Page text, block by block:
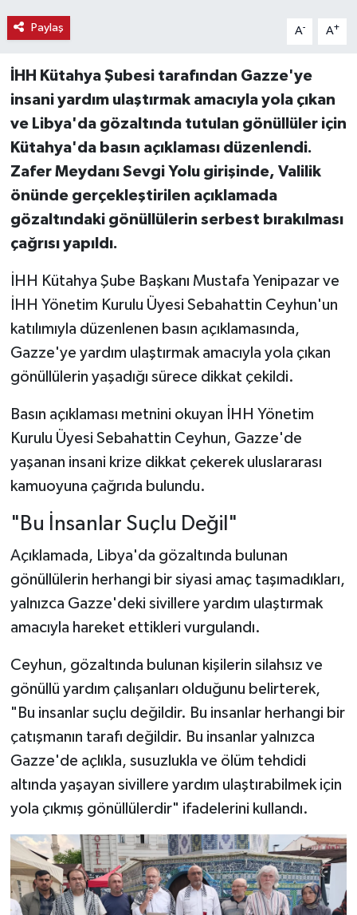
Paylaş A- A+
İHH Kütahya Şubesi tarafından Gazze'ye
insani yardım ulaştırmak amacıyla yola çıkan
ve Libya'da gözaltında tutulan gönüllüler için
Kütahya'da basın açıklaması düzenlendi.
Zafer Meydanı Sevgi Yolu girişinde, Valilik
önünde gerçekleştirilen açıklamada
gözaltındaki gönüllülerin serbest bırakılması
çağrısı yapıldı.
İHH Kütahya Şube Başkanı Mustafa Yenipazar ve
İHH Yönetim Kurulu Üyesi Sebahattin Ceyhun'un
katılımıyla düzenlenen basın açıklamasında,
Gazze'ye yardım ulaştırmak amacıyla yola çıkan
gönüllülerin yaşadığı sürece dikkat çekildi.
Basın açıklaması metnini okuyan İHH Yönetim
Kurulu Üyesi Sebahattin Ceyhun, Gazze'de
yaşanan insani krize dikkat çekerek uluslararası
kamuoyuna çağrıda bulundu.
"Bu İnsanlar Suçlu Değil"
Açıklamada, Libya'da gözaltında bulunan
gönüllülerin herhangi bir siyasi amaç taşımadıkları,
yalnızca Gazze'deki sivillere yardım ulaştırmak
amacıyla hareket ettikleri vurgulandı.
Ceyhun, gözaltında bulunan kişilerin silahsız ve
gönüllü yardım çalışanları olduğunu belirterek,
"Bu insanlar suçlu değildir. Bu insanlar herhangi bir
çatışmanın tarafı değildir. Bu insanlar yalnızca
Gazze'de açlıkla, susuzlukla ve ölüm tehdidi
altında yaşayan sivillere yardım ulaştırabilmek için
yola çıkmış gönüllülerdir" ifadelerini kullandı.
Spor
Teknoloji
Vasıta
Vefat Haberleri
Yaşam